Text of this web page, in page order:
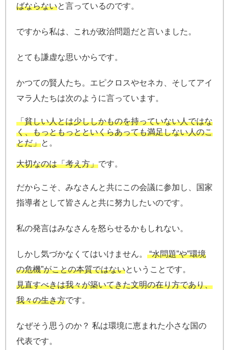
ばならないと言っているのです。
ですから私は、これが政治問題だと言いました。
とても謙虚な思いからです。
かつての賢人たち。エピクロスやセネカ、そしてアイ
マラ人たちは次のように言っています。
「貧しい人とは少ししかものを持っていない人ではな
く、もっともっとといくらあっても満足しない人のこ
とだ」と。
大切なのは「考え方」です。
だからこそ、みなさんと共にこの会議に参加し、国家
指導者として皆さんと共に努力したいのです。
私の発言はみなさんを怒らせるかもしれない。
しかし気づかなくてはいけません。 “水問題”や”環境
の危機”がことの本質ではないということです。
見直すべきは我々が築いてきた文明の在り方であり、
我々の生き方です。
なぜそう思うのか？ 私は環境に恵まれた小さな国の
代表です。